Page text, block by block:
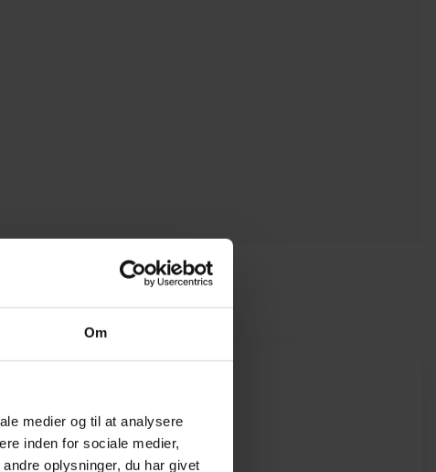
Om
medier og til at analysere
inden for sociale medier,
oplysninger, du har givet